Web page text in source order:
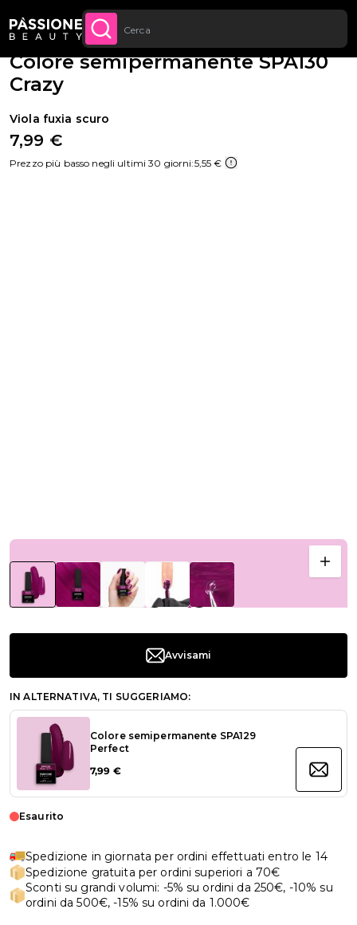
Sconto quantità: dal -5% sugli ordini a
partire da 250€
Briciole di pane
Smalti semipermanenti
Colore semipermanente SPA130
Crazy
Viola fuxia scuro
7,99 €
Prezzo più basso negli ultimi 30 giorni:5,55 €
Avvisami
IN ALTERNATIVA, TI SUGGERIAMO:
Colore semipermanente SPA129
Perfect
7,99 €
Esaurito
Spedizione in giornata per ordini effettuati entro le 14
Spedizione gratuita per ordini superiori a 70€
Sconti su grandi volumi: -5% su ordini da 250€, -10% su
ordini da 500€, -15% su ordini da 1.000€